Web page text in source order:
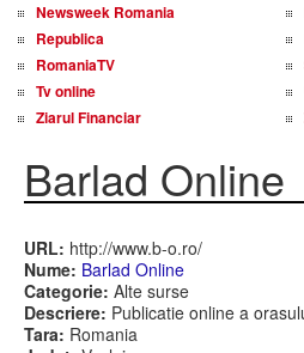
Newsweek Romania
Republica
RomaniaTV
Tv online
Ziarul Financiar
Barlad Online
URL: http://www.b-o.ro/
Nume: Barlad Online
Categorie: Alte surse
Descriere: Publicatie online a
Tara: Romania